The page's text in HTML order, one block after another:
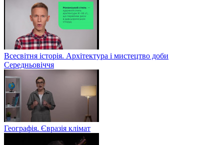
Всесвітня історія. Архітектура і мистецтво доби
Середньовіччя
Географія. Євразія клімат